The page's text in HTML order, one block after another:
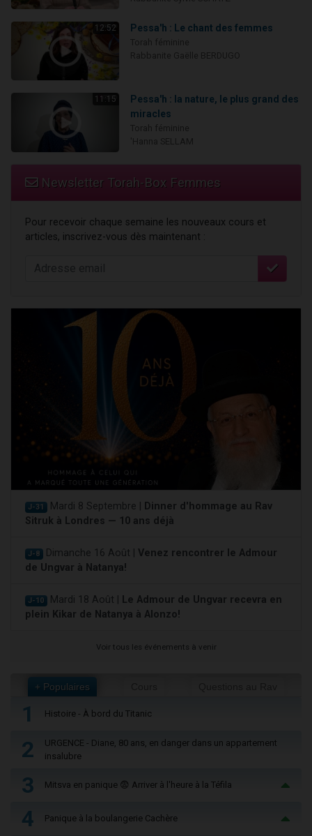
12:52 Pessa'h : Le chant des femmes
11:15
Pessa'h : la nature, le plus grand des
miracles
Newsletter Torah-Box Femmes
Pour recevoir chaque semaine les nouveaux cours et
articles, inscrivez-vous dès maintenant :
J-31 Mardi 8 Septembre |
Dinner d'hommage au Rav
Sitruk à Londres — 10 ans déjà
J-8 Dimanche 16 Août | Venez rencontrer le Admour
de Ungvar à Natanya!
J-10 Mardi 18 Août |
Le Admour de Ungvar recevra en
plein Kikar de Natanya à Alonzo!
Voir tous les événements à venir
+ Populaires
1 Histoire - À bord du Titanic
2
URGENCE - Diane, 80 ans, en danger dans un appartement
insalubre
3 Mitsva en panique 😨 Arriver à l'heure à la Téfila
4 Panique à la boulangerie Cachère